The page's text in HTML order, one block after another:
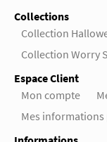
Collections
Collection
Collection Worry
Espace Client
Mon compte
Mes